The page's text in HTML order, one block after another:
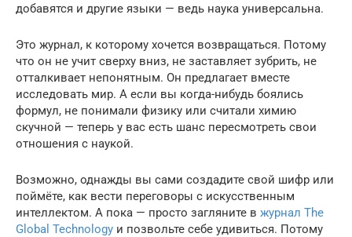
добавятся и другие языки — ведь наука универсальна.
Это журнал, к которому хочется возвращаться. Потому
что он не учит сверху вниз, не заставляет зубрить, не
отталкивает непонятным. Он предлагает вместе
исследовать мир. А если вы когда-нибудь боялись
формул, не понимали физику или считали химию
скучной — теперь у вас есть шанс пересмотреть свои
отношения с наукой.
Возможно, однажды вы сами создадите свой шифр или
поймёте, как вести переговоры с искусственным
интеллектом. А пока — просто загляните в журнал The
Global Technology и позвольте себе удивиться. Потому